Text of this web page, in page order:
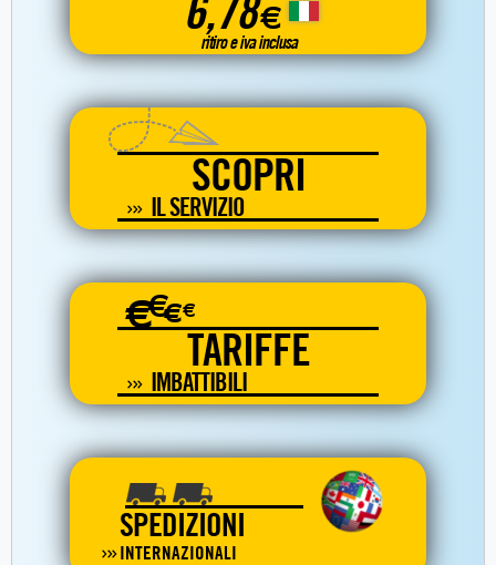
€
ritiro e iva inclusa
SCOPRI
IL SERVIZIO
€€€€
TARIFFE
IMBATTIBILI
SPEDIZIONI
INTERNAZIONALI